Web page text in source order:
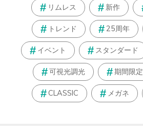
リムレス 新作
トレンド 25周年
イベント スタンダード
可視光調光 期間限定
CLASSIC メガネ